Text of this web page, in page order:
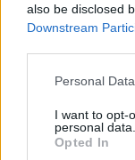
also be disclosed
Downstream
Please note that
not limited to your
grant or deny
use your data for
Personal
I want to opt-
personal data.
Opted In
ολοκαίνουργια